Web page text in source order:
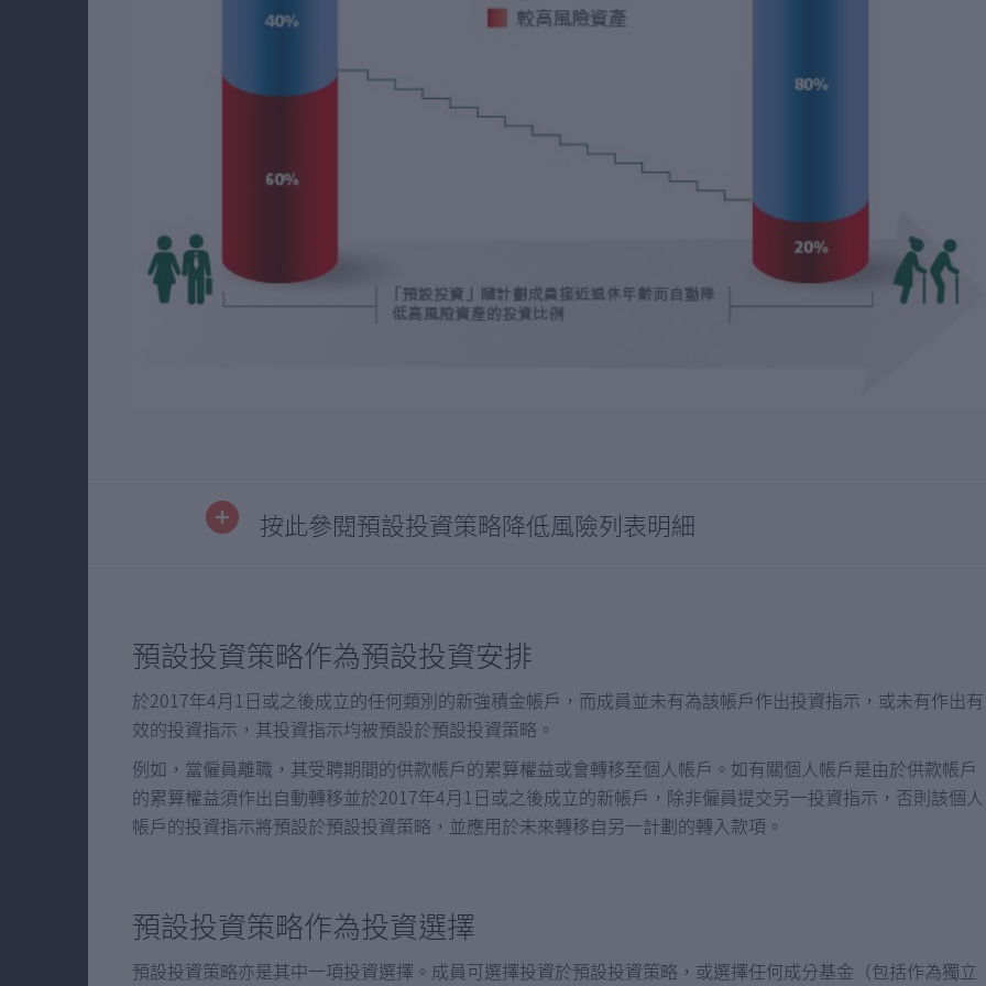
按此參閱預設投資策略降低風險列表明細
預設投資策略作為預設投資安排
於2017年4月1日或之後成立的任何類別的新強積金帳戶，而成員並未有為該帳戶作出投資指示，或未有作出有
效的投資指示，其投資指示均被預設於預設投資策略。
例如，當僱員離職，其受聘期間的供款帳戶的累算權益或會轉移至個人帳戶。如有關個人帳戶是由於供款帳戶
的累算權益須作出自動轉移並於2017年4月1日或之後成立的新帳戶，除非僱員提交另一投資指示，否則該個人
帳戶的投資指示將預設於預設投資策略，並應用於未來轉移自另一計劃的轉入款項。
預設投資策略作為投資選擇
預設投資策略亦是其中一項投資選擇。成員可選擇投資於預設投資策略，或選擇任何成分基金（包括作為獨立
請緊記如閣下不作出任何投資選擇，閣下向本計劃所作出的供款及／或轉
在作出投資選擇前，您應參閱強積金計劃說明書和主要計劃資料文件內的
括風險因素、費用及收費，而不應只根據本資料作出投資決定。